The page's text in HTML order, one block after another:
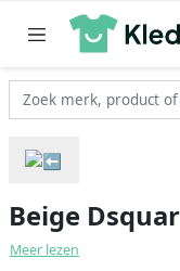
Beige
Meer lezen